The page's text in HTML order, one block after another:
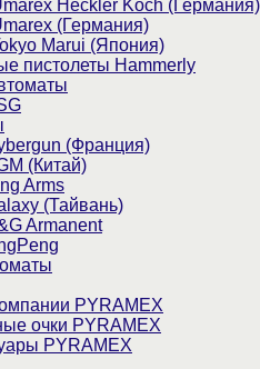
Heckler Koch (Германия)
(Германия)
Marui (Япония)
пистолеты Hammerly
(Франция)
(Китай)
Arms
(Тайвань)
Armanent
PYRAMEX
очки PYRAMEX
PYRAMEX